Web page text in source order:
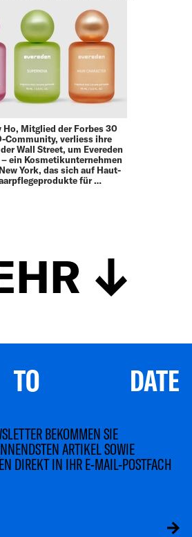
Ho, Mitglied der Forbes 30
Community, verliess ihre
Wall Street, um Evereden
– ein Kosmetikunternehmen
York, das sich auf Haut-
für …
DATE
BEKOMMEN SIE
ARTIKEL SOWIE
DIREKT IN IHR E-MAIL-POSTFACH